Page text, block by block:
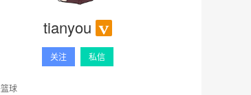
tianyou
关注 私信
球